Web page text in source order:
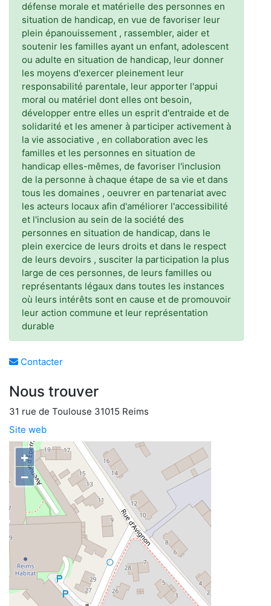
défense morale et matérielle des personnes en
situation de handicap, en vue de favoriser leur
plein épanouissement , rassembler, aider et
soutenir les familles ayant un enfant, adolescent
ou adulte en situation de handicap, leur donner
les moyens d'exercer pleinement leur
responsabilité parentale, leur apporter l'appui
moral ou matériel dont elles ont besoin,
développer entre elles un esprit d'entraide et de
solidarité et les amener à participer activement à
la vie associative , en collaboration avec les
familles et les personnes en situation de
handicap elles-mêmes, de favoriser l'inclusion
de la personne à chaque étape de sa vie et dans
tous les domaines , oeuvrer en partenariat avec
les acteurs locaux afin d'améliorer l'accessibilité
et l'inclusion au sein de la société des
personnes en situation de handicap, dans le
plein exercice de leurs droits et dans le respect
de leurs devoirs , susciter la participation la plus
large de ces personnes, de leurs familles ou
représentants légaux dans toutes les instances
où leurs intérêts sont en cause et de promouvoir
leur action commune et leur représentation
durable
Contacter
Nous trouver
31 rue de Toulouse 31015 Reims
Site web
+
−